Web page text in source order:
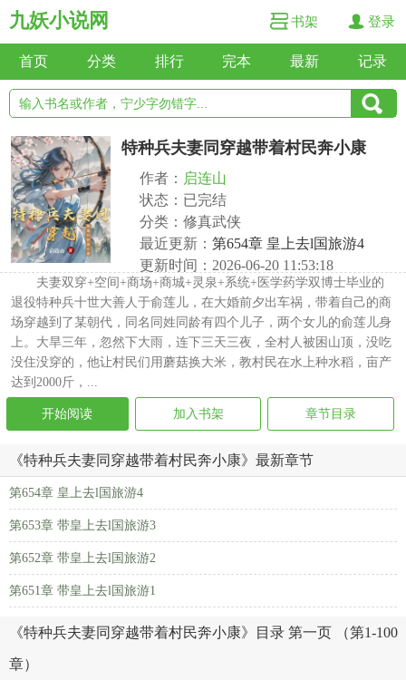
九妖小说网 书架 登录
首页 分类 排行 完本 最新 记录
特种兵夫妻同穿越带着村民奔小康
作者： 启连山
状态：已完结
分类：修真武侠
最近更新： 第654章 皇上去l国旅游4
更新时间：2026-06-20 11:53:18
夫妻双穿+空间+商场+商城+灵泉+系统+医学药学双博士毕业的
退役特种兵十世大善人于俞莲儿，在大婚前夕出车祸，带着自己的商
场穿越到了某朝代，同名同姓同龄有四个儿子，两个女儿的俞莲儿身
上。大旱三年，忽然下大雨，连下三天三夜，全村人被困山顶，没吃
没住没穿的，他让村民们用蘑菇换大米，教村民在水上种水稻，亩产
达到2000斤，...
开始阅读 加入书架 章节目录
《特种兵夫妻同穿越带着村民奔小康》最新章节
第654章 皇上去l国旅游4
第653章 带皇上去l国旅游3
第652章 带皇上去l国旅游2
第651章 带皇上去l国旅游1
《特种兵夫妻同穿越带着村民奔小康》目录 第一页 （第1-100
章）